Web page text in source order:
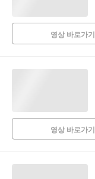
영상 바로가기
영상 바로가기